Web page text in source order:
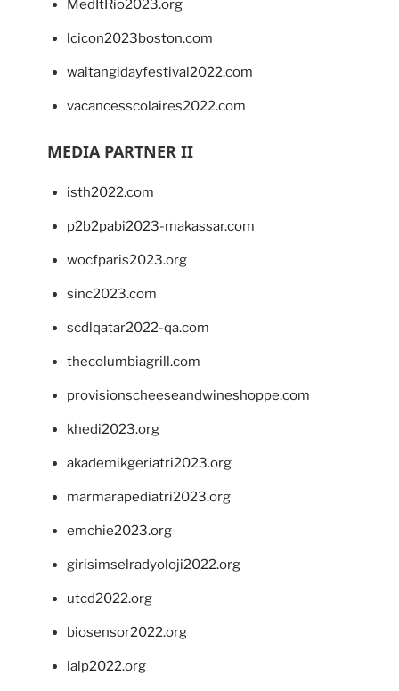
MedItRio2023.org
lcicon2023boston.com
waitangidayfestival2022.com
vacancesscolaires2022.com
MEDIA PARTNER II
isth2022.com
p2b2pabi2023-makassar.com
wocfparis2023.org
sinc2023.com
scdlqatar2022-qa.com
thecolumbiagrill.com
provisionscheeseandwineshoppe.com
khedi2023.org
akademikgeriatri2023.org
marmarapediatri2023.org
emchie2023.org
girisimselradyoloji2022.org
utcd2022.org
biosensor2022.org
ialp2022.org